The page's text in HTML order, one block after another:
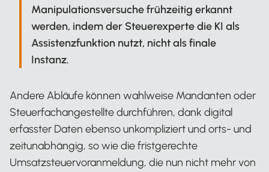
Manipulationsversuche frühzeitig erkannt
werden, indem der Steuerexperte die KI als
Assistenzfunktion nutzt, nicht als finale
Instanz.
Andere Abläufe können wahlweise Mandanten oder
Steuerfachangestellte durchführen, dank digital
erfasster Daten ebenso unkompliziert und orts- und
zeitunabhängig, so wie die fristgerechte
Umsatzsteuervoranmeldung, die nun nicht mehr von